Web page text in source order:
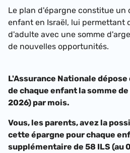
Le plan d'épargne constitue un
enfant en Israël, lui permettant
d'adulte avec une somme
de nouvelles opportunités.
L'Assurance Nationale
de chaque enfant la somme de
2026) par mois.
Vous, les parents, avez la
cette épargne pour chaque
supplémentaire de 58 ILS (au